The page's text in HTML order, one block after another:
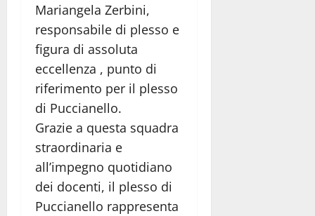
Mariangela Zerbini,
responsabile di plesso e
figura di assoluta
eccellenza , punto di
riferimento per il plesso
di Puccianello.
Grazie a questa squadra
straordinaria e
all’impegno quotidiano
dei docenti, il plesso di
Puccianello rappresenta